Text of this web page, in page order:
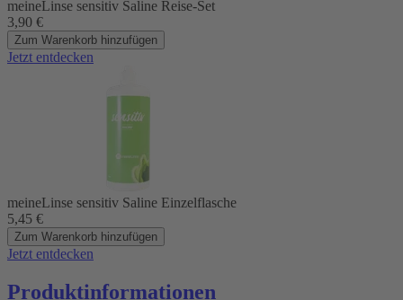
meineLinse sensitiv Saline Reise-Set
3,90 €
Zum Warenkorb hinzufügen
Jetzt entdecken
meineLinse sensitiv Saline Einzelflasche
5,45 €
Zum Warenkorb hinzufügen
Jetzt entdecken
Produktinformationen